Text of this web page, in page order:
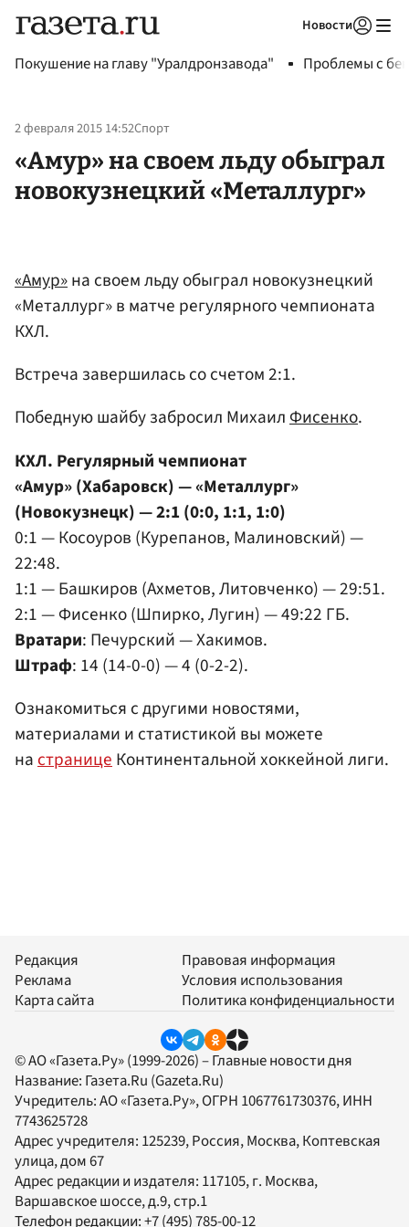
Новости
Покушение на главу "Уралдронзавода" Проблемы с
2 февраля 2015 14:52Спорт
«Амур» на своем льду обыграл
новокузнецкий «Металлург»
«Амур»на своем льду обыграл новокузнецкий
«Металлург» в матче регулярного чемпионата
КХЛ.
Встреча завершилась со счетом 2:1.
Победную шайбу забросил МихаилФисенко.
КХЛ. Регулярный чемпионат
«Амур» (Хабаровск) — «Металлург»
(Новокузнецк) — 2:1 (0:0, 1:1, 1:0)
0:1 — Косоуров (Курепанов, Малиновский) —
22:48.
1:1 — Башкиров (Ахметов, Литовченко) — 29:51.
2:1 — Фисенко (Шпирко, Лугин) — 49:22 ГБ.
Вратари: Печурский — Хакимов.
Штраф: 14 (14-0-0) — 4 (0-2-2).
Ознакомиться с другими новостями,
материалами и статистикой вы можете
настраницеКонтинентальной хоккейной лиги.
Редакция
Реклама
Карта сайта
Правовая информация
Условия использования
Политика конфиденциальности
© АО «Газета.Ру» (1999-2026) – Главные новости дня
Название: Газета.Ru (Gazeta.Ru)
Учредитель:АО «Газета.Ру», ОГРН 1067761730376, ИНН
7743625728
Адрес учредителя: 125239, Россия, Москва, Коптевская
улица, дом 67
Адрес редакции и издателя: 117105, г. Москва,
Варшавское шоссе, д.9, стр.1
Телефон редакции:+7 (495) 785-00-12